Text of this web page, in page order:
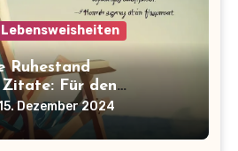
Ruhestand
Zitate: Für den
Dezember 2024